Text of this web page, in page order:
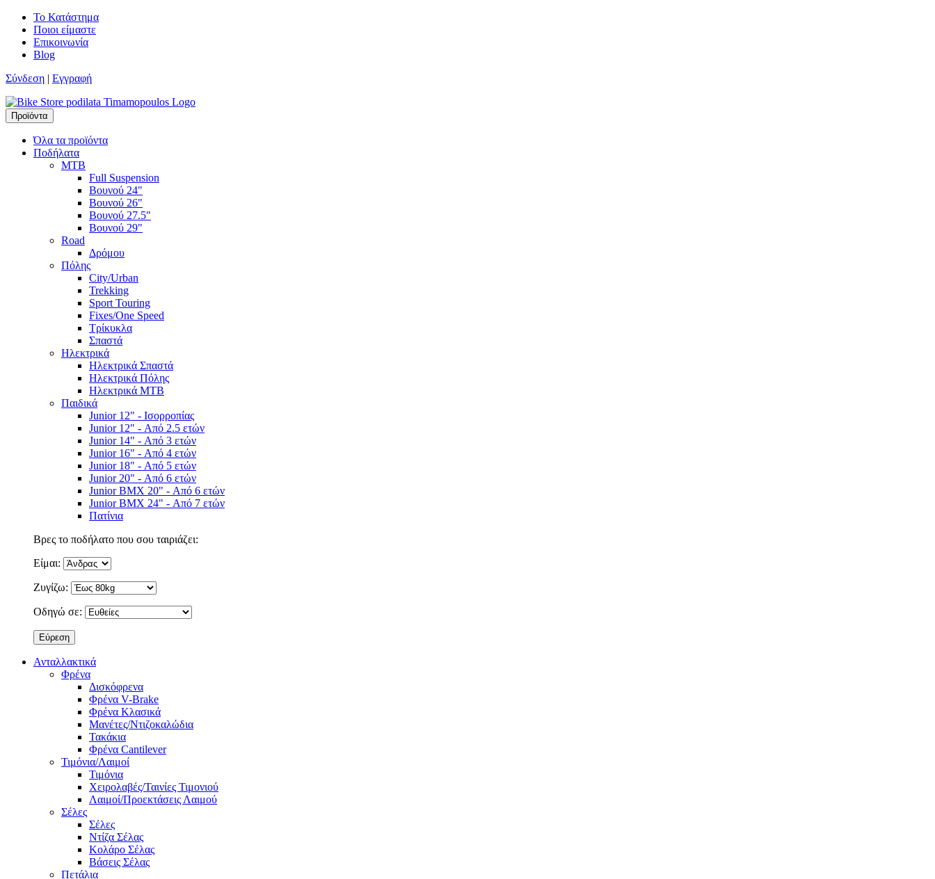
Skip
content
Το Κατάστημα
Ποιοι είμαστε
Επικοινωνία
Blog
Σύνδεση | Εγγραφή
Timamopoulos.gr
45 χρόνια πρώτοι στο ποδήλατο
Προϊόντα
Όλα τα προϊόντα
Ποδήλατα
MTB
Full Suspension
Βουνού 24"
Βουνού 26"
Βουνού 27.5"
Βουνού 29"
Road
Δρόμου
Πόλης
City/Urban
Trekking
Sport Touring
Fixes/One Speed
Τρίκυκλα
Σπαστά
Ηλεκτρικά
Ηλεκτρικά Σπαστά
Ηλεκτρικά Πόλης
Ηλεκτρικά MTB
Παιδικά
Junior 12" - Ισορροπίας
Junior 12" - Από 2.5 ετών
Junior 14" - Από 3 ετών
Junior 16" - Από 4 ετών
Junior 18" - Από 5 ετών
Junior 20" - Από 6 ετών
Junior BMX 20" - Από 6 ετών
Junior BMX 24" - Από 7 ετών
Πατίνια
Βρες το ποδήλατο που σου ταιριάζει:
Είμαι:
Ζυγίζω:
Οδηγώ σε:
Ανταλλακτικά
Φρένα
Δισκόφρενα
Φρένα V-Brake
Φρένα Κλασικά
Μανέτες/Ντιζοκαλώδια
Τακάκια
Φρένα Cantilever
Τιμόνια/Λαιμοί
Τιμόνια
Χειρολαβές/Ταινίες Τιμονιού
Λαιμοί/Προεκτάσεις Λαιμού
Σέλες
Σέλες
Ντίζα Σέλας
Κολάρο Σέλας
Βάσεις Σέλας
Πετάλια